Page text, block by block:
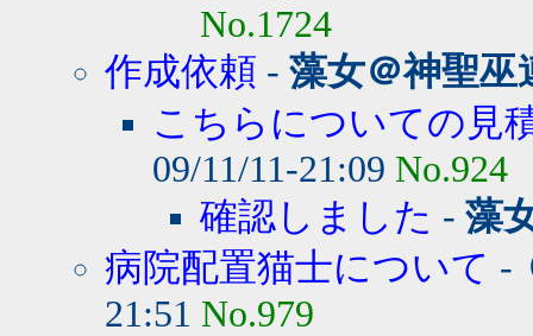
No.1724
作成依頼 - 藻女＠神聖巫
こちらについての見
09/11/11-21:09 No.924
確認しました - 藻
病院配置猫士について -
21:51 No.979